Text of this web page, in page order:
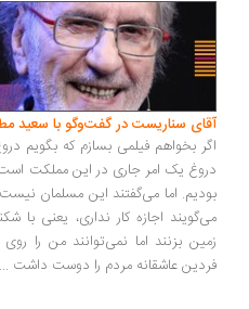
سناریست در گفت‌وگو با سعید مطلبی
بخواهم فیلمی بسازم که بگویم دروغ
یک امر جاری در این مملکت است. قبحش
اما می‌گفتند این مسلمان نیست...
اجازه کار نداری، یعنی با شکنجه
بزنند اما نمی‌توانند من را روی زمین
عاشقانه مردم را دوست داشت ...